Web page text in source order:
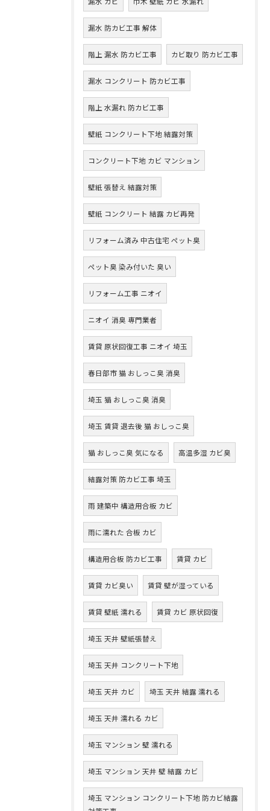
漏水 防カビ工事 解体
階上 漏水 防カビ工事 カビ取り 防カビ工事
漏水 コンクリート 防カビ工事
階上 水漏れ 防カビ工事
壁紙 コンクリート下地 結露対策
コンクリート下地 カビ マンション
壁紙 張替え 結露対策
壁紙 コンクリート 結露 カビ再発
リフォーム済み 中古住宅 ペット臭
ペット臭 染み付いた 臭い
リフォーム工事 ニオイ
ニオイ 消臭 専門業者
賃貸 原状回復工事 ニオイ 埼玉
春日部市 猫 おしっこ臭 消臭
埼玉 猫 おしっこ臭 消臭
埼玉 賃貸 退去後 猫 おしっこ臭
猫 おしっこ臭 気になる 高温多湿 カビ臭
結露対策 防カビ工事 埼玉
雨 建築中 構造用合板 カビ
雨に濡れた 合板 カビ
構造用合板 防カビ工事 賃貸 カビ
賃貸 カビ臭い 賃貸 壁が湿っている
賃貸 壁紙 濡れる 賃貸 カビ 原状回復
埼玉 天井 壁紙張替え
埼玉 天井 コンクリート下地
埼玉 天井 カビ 埼玉 天井 結露 濡れる
埼玉 天井 濡れる カビ
埼玉 マンション 壁 濡れる
埼玉 マンション 天井 壁 結露 カビ
埼玉 マンション コンクリート下地 防カビ結露